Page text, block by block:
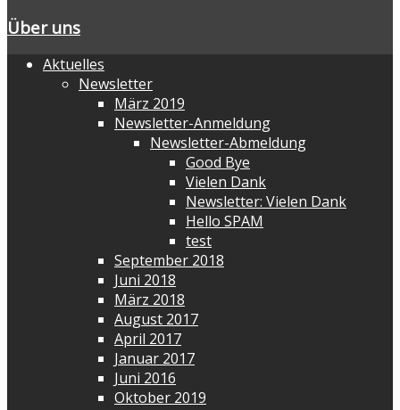
Über uns
Aktuelles
Newsletter
März 2019
Newsletter-Anmeldung
Newsletter-Abmeldung
Good Bye
Vielen Dank
Newsletter: Vielen Dank
Hello SPAM
test
September 2018
Juni 2018
März 2018
August 2017
April 2017
Januar 2017
Juni 2016
Oktober 2019